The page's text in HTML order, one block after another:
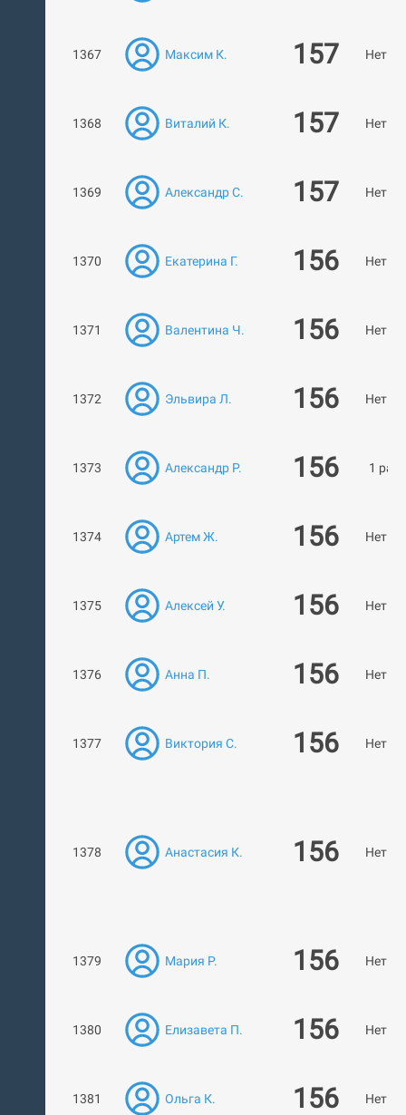
1367 Максим К. 157 Нет
1368 Виталий К. 157 Нет
1369 Александр С. 157 Нет
1370 Екатерина Г. 156 Нет
1371 Валентина Ч. 156 Нет
1372 Эльвира Л. 156 Нет
1373 Александр Р. 156 1
1374 Артем Ж. 156 Нет
1375 Алексей У. 156 Нет
1376 Анна П. 156 Нет
1377 Виктория С. 156 Нет
1378 Анастасия К. 156 Нет
1379 Мария Р. 156 Нет
1380 Елизавета П. 156 Нет
1381 Ольга К. 156 Нет